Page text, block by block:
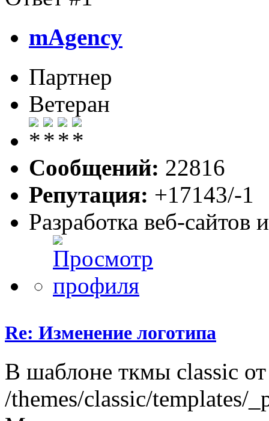
mAgency
Партнер
Ветеран
Сообщений: 22816
Репутация: +17143/-1
Разработка веб-
Re: Изменение логотипа
В шаблоне ткмы classic от
/themes/classic/templates/